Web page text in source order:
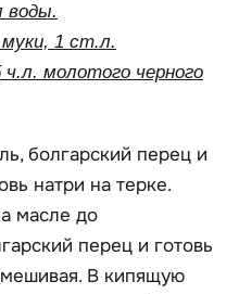
воды.
1 ст.л.
молотого черного
болгарский перец и
натри на терке.
масле до
перец и готовь
В кипящую